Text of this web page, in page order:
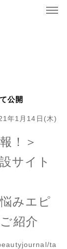
公開
年1月14日(木)
！＞
サイト
みエピ
紹介
ta